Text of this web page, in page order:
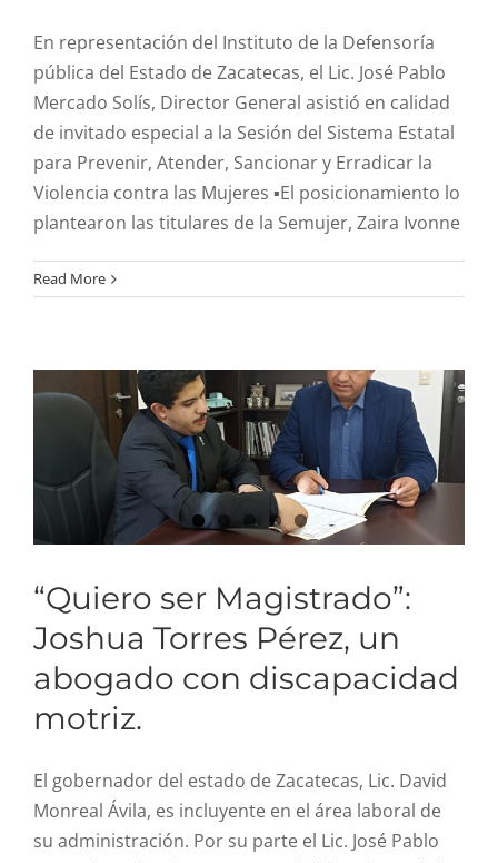
En representación del Instituto de la Defensoría
pública del Estado de Zacatecas, el Lic. José Pablo
Mercado Solís, Director General asistió en calidad
de invitado especial a la Sesión del Sistema Estatal
para Prevenir, Atender, Sancionar y Erradicar la
Violencia contra las Mujeres ▪️El posicionamiento lo
plantearon las titulares de la Semujer, Zaira Ivonne
Read MoreJoshua Torres Pérez, un
discapacidad motriz.
“Quiero ser Magistrado”:
Joshua Torres Pérez, un
abogado con discapacidad
motriz.
El gobernador del estado de Zacatecas, Lic. David
Monreal Ávila, es incluyente en el área laboral de
su administración. Por su parte el Lic. José Pablo